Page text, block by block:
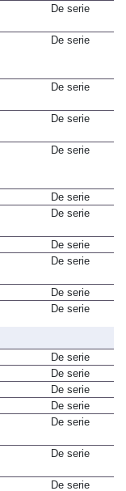
De serie
De serie
De serie
De serie
De serie
De serie
De serie
De serie
De serie
De serie
De serie
De serie
De serie
De serie
De serie
De serie
De serie
De serie